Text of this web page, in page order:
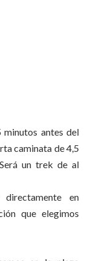
minutos antes del
caminata de 4,5
un trek de al
directamente en
que elegimos